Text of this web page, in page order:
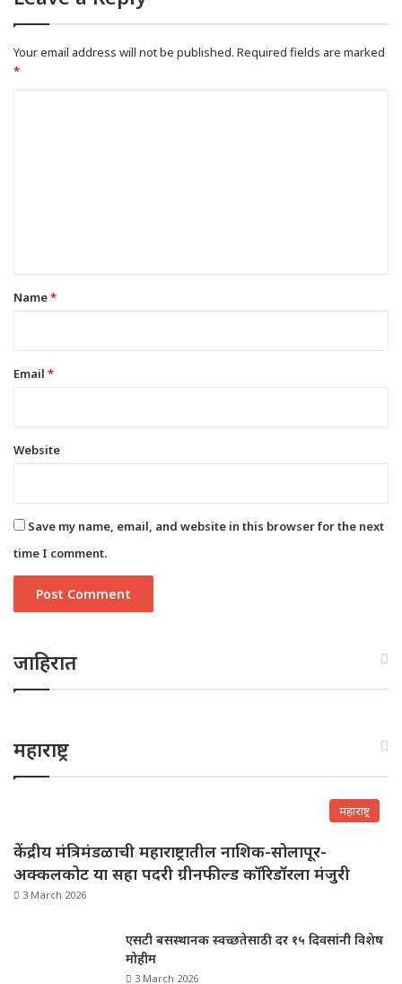
Your email address will not be published. Required fields are marked
*
*Name*
Email *
Website
Save my name, email, and website in this browser for the next
time I comment.
जाहिरात
महाराष्ट्र
महाराष्ट्र
केंद्रीय मंत्रिमंडळाची महाराष्ट्रातील नाशिक-सोलापूर-
अक्कलकोट या सहा पदरी ग्रीनफील्ड कॉरिडॉरला मंजुरी
3 March 2026
एसटी बसस्थानक स्वच्छतेसाठी दर १५ दिवसांनी विशेष
मोहीम
3 March 2026